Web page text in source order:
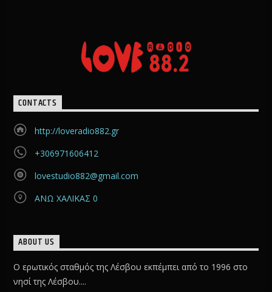
CONTACTS
http://loveradio882.gr
+306971606412
lovestudio882@gmail.com
ΑΝΩ ΧΑΛΙΚΑΣ 0
ABOUT US
Ο ερωτικός σταθμός της Λέσβου εκπέμπει από το 1996 στο
νησί της Λέσβου....